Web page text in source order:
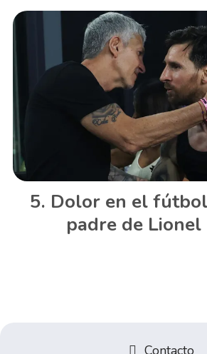
Dolor en el
padre de Lionel
Contacto